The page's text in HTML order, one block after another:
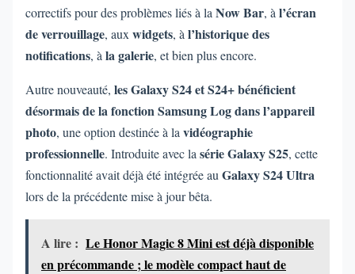
correctifs pour des problèmes liés à la Now Bar, à l’écran
de verrouillage, aux widgets, à l’historique des
notifications, à la galerie, et bien plus encore.
Autre nouveauté, les Galaxy S24 et S24+ bénéficient
désormais de la fonction Samsung Log dans l’appareil
photo, une option destinée à la vidéographie
professionnelle. Introduite avec la série Galaxy S25, cette
fonctionnalité avait déjà été intégrée au Galaxy S24 Ultra
lors de la précédente mise à jour bêta.
A lire : Le Honor Magic 8 Mini est déjà disponible
en précommande ; le modèle compact haut de